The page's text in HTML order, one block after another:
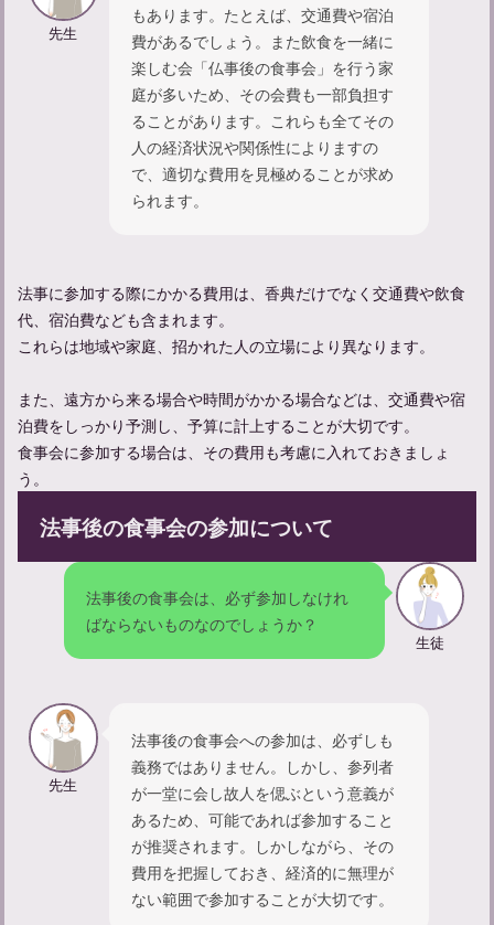
参列者のマナーガイド：弔事に参列する際の服装について解説
お通夜の流れと参列者として守るべきマナーについて解説
亡くなった人の顔を見に行く服装やマナーについて解説
先生
もあります。たとえば、交通費や宿泊
費があるでしょう。また飲食を一緒に
楽しむ会「仏事後の食事会」を行う家
庭が多いため、その会費も一部負担す
ることがあります。これらも全てその
人の経済状況や関係性によりますの
で、適切な費用を見極めることが求め
られます。
法事に参加する際にかかる費用は、香典だけでなく交通費や飲食
代、宿泊費なども含まれます。
これらは地域や家庭、招かれた人の立場により異なります。
また、遠方から来る場合や時間がかかる場合などは、交通費や宿
泊費をしっかり予測し、予算に計上することが大切です。
食事会に参加する場合は、その費用も考慮に入れておきましょ
う。
法事後の食事会の参加について
法事後の食事会は、必ず参加しなけれ
ばならないものなのでしょうか？
生徒
先生
法事後の食事会への参加は、必ずしも
義務ではありません。しかし、参列者
が一堂に会し故人を偲ぶという意義が
あるため、可能であれば参加すること
が推奨されます。しかしながら、その
費用を把握しておき、経済的に無理が
ない範囲で参加することが大切です。